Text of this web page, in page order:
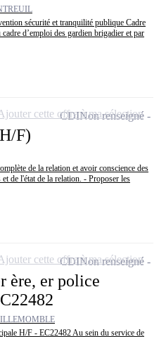
sécurité et tranquilité publique Cadre
d’emploi des gardien brigadier et par
F)
de la relation et avoir conscience des
de l'état de la relation. - Proposer les
CDINon renseigné
cette offre à ma sélection
ère, er police
H/F - EC22482 Au sein du service de
CDINon renseigné
cette offre à ma sélection